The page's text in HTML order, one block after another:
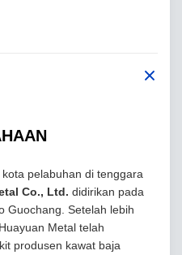
pelabuhan di tenggara
Co., Ltd. didirikan pada
Guochang. Setelah lebih
Metal telah
produsen kawat baja